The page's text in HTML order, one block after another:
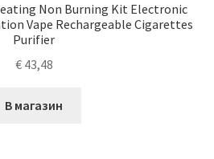
Non Burning Kit Electronic
Vape Rechargeable Cigarettes
Purifier
€43,48
В магазин